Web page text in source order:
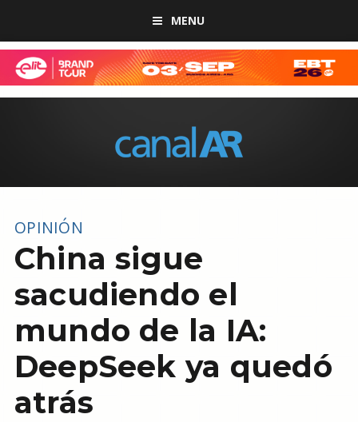
MENU
OPINIÓN
China sigue
sacudiendo el
mundo de la IA:
DeepSeek ya quedó
atrás